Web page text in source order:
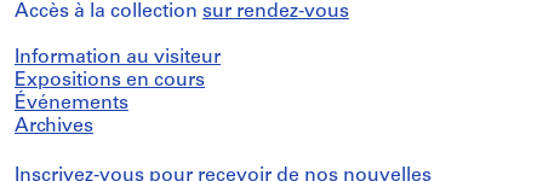
Accès à la collection sur rendez-vous
Information au visiteur
Expositions en cours
Événements
Archives
Inscrivez-vous pour recevoir de nos nouvelles